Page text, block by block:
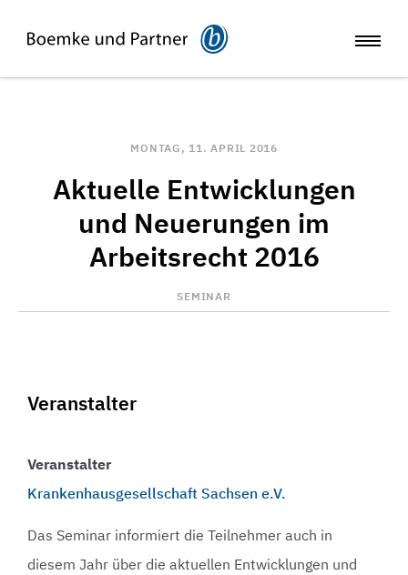
MONTAG, 11. APRIL 2016
Aktuelle Entwicklungen
und Neuerungen im
Arbeitsrecht 2016
SEMINAR
Veranstalter
Veranstalter
Krankenhausgesellschaft Sachsen e.V.
Das Seminar informiert die Teilnehmer auch in
diesem Jahr über die aktuellen Entwicklungen und